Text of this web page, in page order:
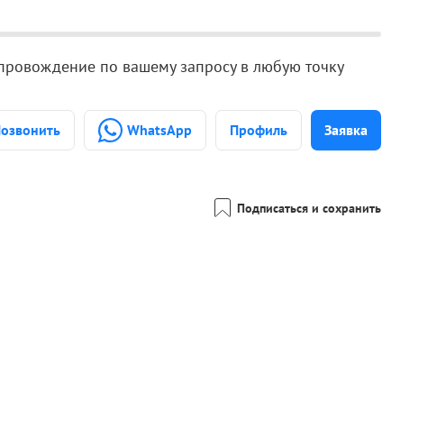
по вашему запросу в любую точку
WhatsApp Профиль Заявка
Подписаться и сохранить